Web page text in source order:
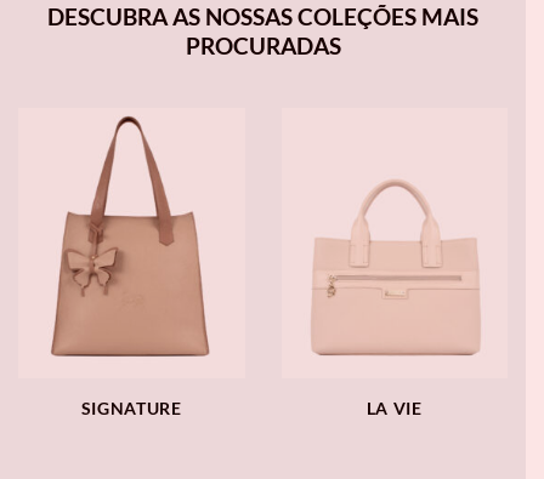
DESCUBRA AS NOSSAS COLEÇÕES MAIS
PROCURADAS
SIGNATURE LA VIE